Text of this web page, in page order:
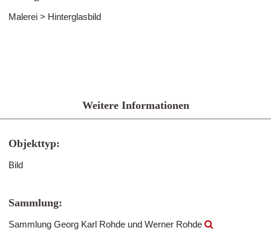
Malerei > Hinterglasbild
Weitere Informationen
Objekttyp:
Bild
Sammlung:
Sammlung Georg Karl Rohde und Werner Rohde